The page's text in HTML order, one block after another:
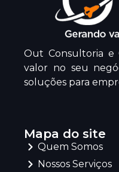
Out Consultoria e
valor no seu
soluções para
Mapa do site
Quem Somos
Nossos Serviços